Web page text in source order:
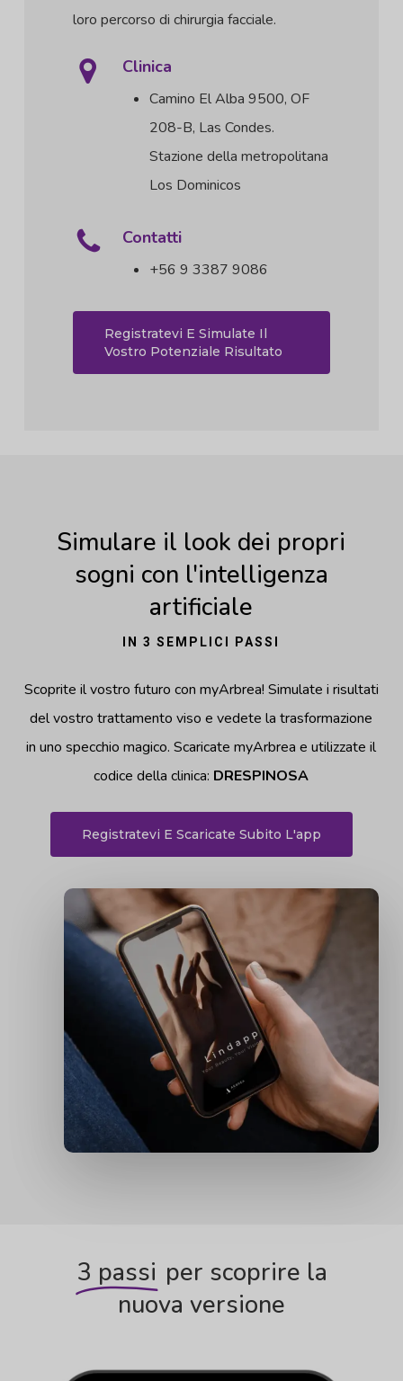
loro percorso di chirurgia facciale.
Clinica
Camino El Alba 9500, OF
208-B, Las Condes.
Stazione della metropolitana
Los Dominicos
Contatti
+56 9 3387 9086
Registratevi E Simulate Il
Vostro Potenziale Risultato
Simulare il look dei propri
sogni con l'intelligenza
artificiale
IN 3 SEMPLICI PASSI
Scoprite il vostro futuro con myArbrea! Simulate i risultati
del vostro trattamento viso e vedete la trasformazione
in uno specchio magico. Scaricate myArbrea e utilizzate il
codice della clinica: DRESPINOSA
Registratevi E Scaricate Subito L'app
3 passi per scoprire la
nuova versione